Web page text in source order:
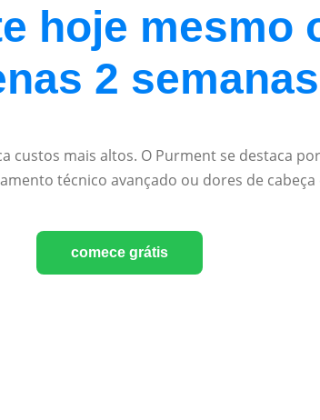
hoje mesmo
2 semanas
custos mais altos. O Purment se destaca
técnico avançado ou dores de cabeça
comece grátis